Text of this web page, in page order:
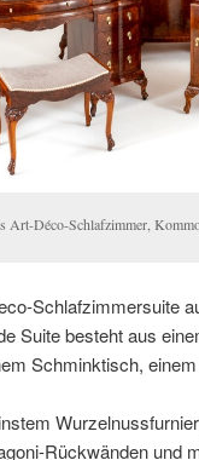
Art-Déco-Schlafzimmer,
Schlafzimmersuite
Suite besteht aus
Schminktisch,
Rückwänden und